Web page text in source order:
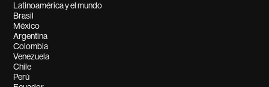
Latinoamérica y el mundo
Brasil
México
Argentina
Colombia
Venezuela
Chile
Perú